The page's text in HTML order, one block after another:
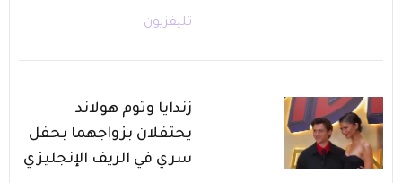
تليفزيون
زندايا وتوم هولاند
يحتفلان بزواجهما بحفل
سري في الريف الإنجليزي